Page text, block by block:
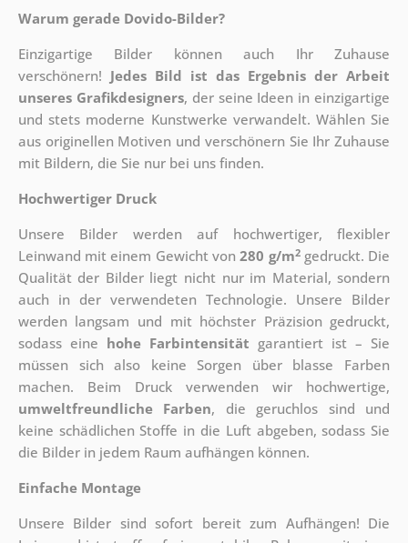
Warum gerade Dovido-Bilder?
Einzigartige Bilder können auch Ihr Zuhause
verschönern! Jedes Bild ist das Ergebnis der Arbeit
unseres Grafikdesigners, der seine Ideen in einzigartige
und stets moderne Kunstwerke verwandelt. Wählen Sie
aus originellen Motiven und verschönern Sie Ihr Zuhause
mit Bildern, die Sie nur bei uns finden.
Hochwertiger Druck
Unsere Bilder werden auf hochwertiger, flexibler
Leinwand mit einem Gewicht von280 g/m2gedruckt. Die
Qualität der Bilder liegt nicht nur im Material, sondern
auch in der verwendeten Technologie. Unsere Bilder
werden langsam und mit höchster Präzision gedruckt,
sodass eine hohe Farbintensität garantiert ist – Sie
müssen sich also keine Sorgen über blasse Farben
machen. Beim Druck verwenden wir hochwertige,
umweltfreundliche Farben, die geruchlos sind und
keine schädlichen Stoffe in die Luft abgeben, sodass Sie
die Bilder in jedem Raum aufhängen können.
Einfache Montage
Unsere Bilder sind sofort bereit zum Aufhängen! Die